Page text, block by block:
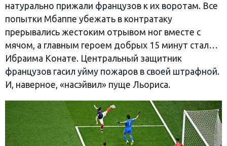
натурально прижали французов к их воротам. Все
попытки Мбаппе убежать в контратаку
прерывались жестоким отрывом ног вместе с
мячом, а главным героем добрых 15 минут стал…
Ибраима Конате. Центральный защитник
французов гасил уйму пожаров в своей штрафной.
И, наверное, «насэйвил» пуще Льориса.